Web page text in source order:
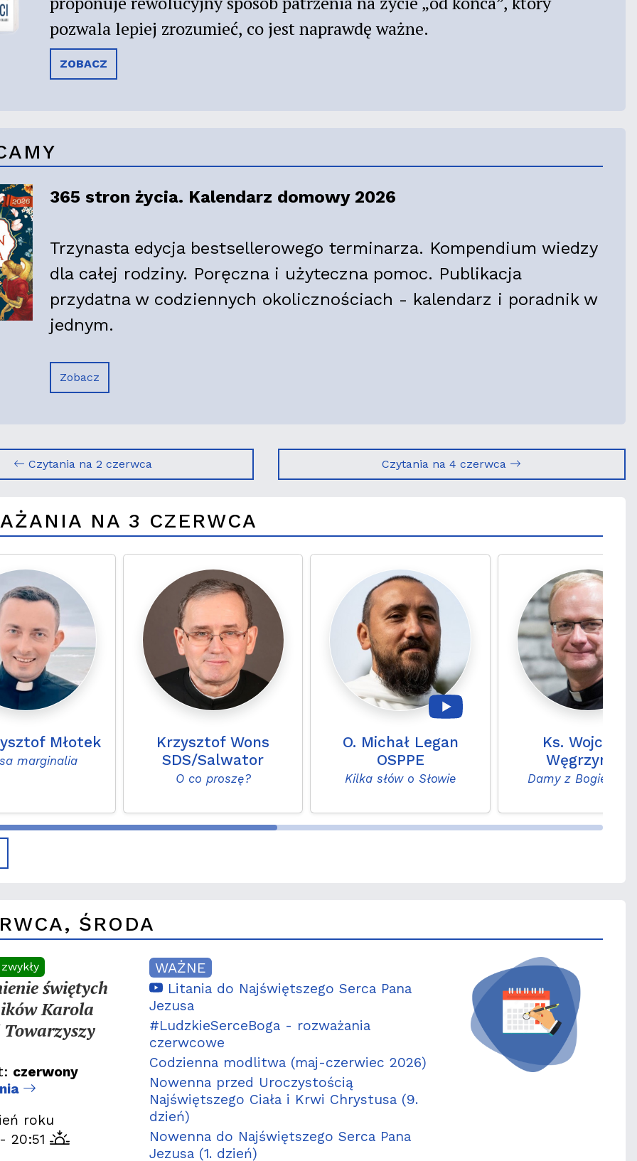
pozwala lepiej zrozumieć, co jest naprawdę ważne.
ZOBACZ
365 stron życia. Kalendarz domowy 2026
Trzynasta edycja bestsellerowego terminarza. Kompendium wiedzy
dla całej rodziny. Poręczna i użyteczna pomoc. Publikacja
przydatna w codziennych okolicznościach - kalendarz i poradnik w
jednym.
Zobacz
Czytania na 2 czerwca Czytania na 4 czerwca
NA 3 CZERWCA
Młotek
marginalia
Krzysztof Wons
SDS/Salwator
O co proszę?
O. Michał Legan
OSPPE
Kilka słów o Słowie
Ks. Wojciech
Węgrzyniak
Damy z Bogiem
ŚRODA
świętych
Karola
czerwony
roku
20:51
WAŻNE
Litania do Najświętszego Serca Pana
Jezusa
#LudzkieSerceBoga - rozważania
czerwcowe
Codzienna modlitwa (maj-czerwiec 2026)
Nowenna przed Uroczystością
Najświętszego Ciała i Krwi Chrystusa (9.
dzień)
Nowenna do Najświętszego Serca Pana
Jezusa (1. dzień)